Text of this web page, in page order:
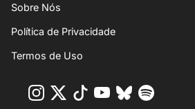
Sobre Nós
Política de Privacidade
Termos de Uso